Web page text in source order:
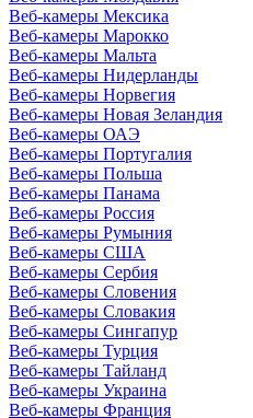
Веб-камеры Мексика
Веб-камеры Марокко
Веб-камеры Мальта
Веб-камеры Нидерланды
Веб-камеры Норвегия
Веб-камеры Новая Зеландия
Веб-камеры ОАЭ
Веб-камеры Португалия
Веб-камеры Польша
Веб-камеры Панама
Веб-камеры Россия
Веб-камеры Румыния
Веб-камеры США
Веб-камеры Сербия
Веб-камеры Словения
Веб-камеры Словакия
Веб-камеры Сингапур
Веб-камеры Турция
Веб-камеры Тайланд
Веб-камеры Украина
Веб-камеры Франция